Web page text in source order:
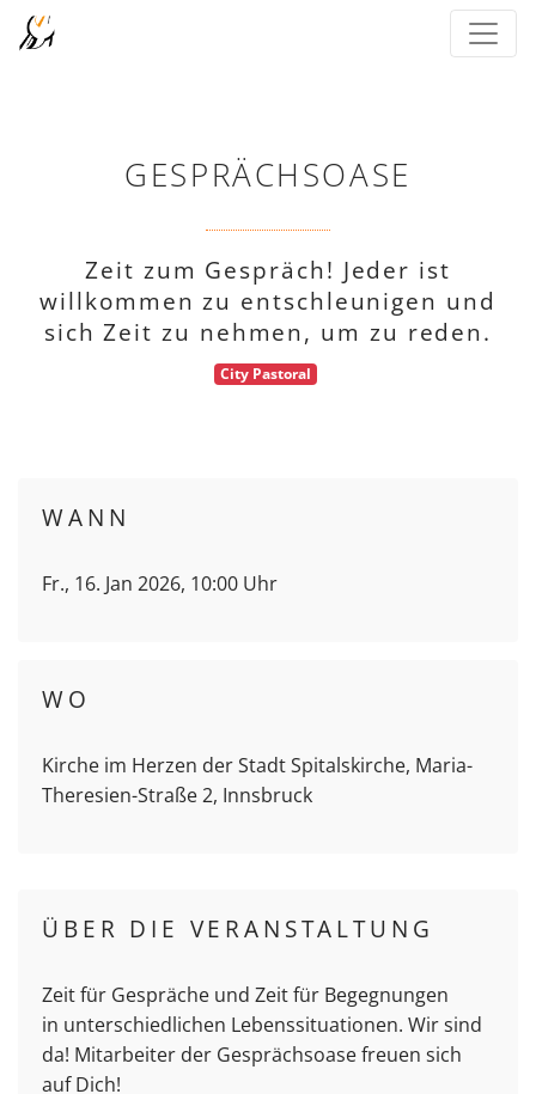
GESPRÄCHSOASE
Zeit zum Gespräch! Jeder ist
willkommen zu entschleunigen und
sich Zeit zu nehmen, um zu reden.
City Pastoral
WANN
Fr., 16. Jan 2026, 10:00 Uhr
WO
Kirche im Herzen der Stadt Spitalskirche, Maria-
Theresien-Straße 2, Innsbruck
ÜBER DIE VERANSTALTUNG
Zeit für Gespräche und Zeit für Begegnungen
in unterschiedlichen Lebenssituationen. Wir sind
da! Mitarbeiter der Gesprächsoase freuen sich
auf Dich!